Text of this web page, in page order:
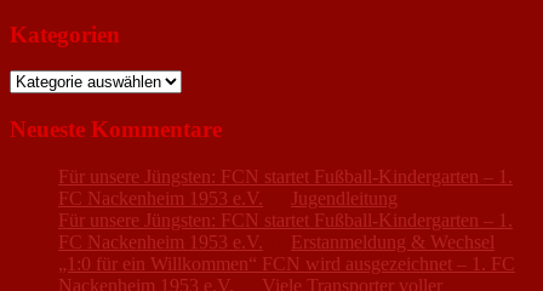
Kategorien
Kategorien
Neueste Kommentare
Für unsere Jüngsten: FCN startet Fußball-Kindergarten – 1.
FC Nackenheim 1953 e.V.
Jugendleitung
Für unsere Jüngsten: FCN startet Fußball-Kindergarten – 1.
FC Nackenheim 1953 e.V.
Erstanmeldung & Wechsel
„1:0 für ein Willkommen“ FCN wird ausgezeichnet – 1. FC
Nackenheim 1953 e.V.
Viele Transporter voller